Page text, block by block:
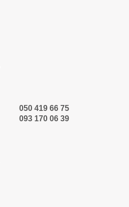
050 419 66 75
093 170 06 39